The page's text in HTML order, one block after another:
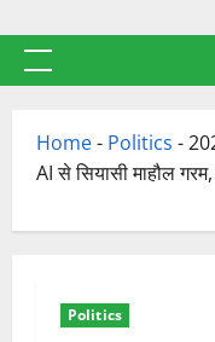
प्राथमिक
Home- Politics -
AI से सियासी माहौल
Politics